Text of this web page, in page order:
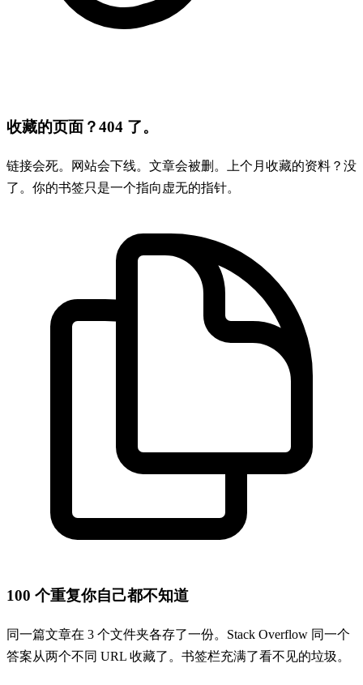
收藏的页面？404 了。
链接会死。网站会下线。文章会被删。上个月收藏的资料？没
了。你的书签只是一个指向虚无的指针。
100 个重复你自己都不知道
同一篇文章在 3 个文件夹各存了一份。Stack Overflow 同一个
答案从两个不同 URL 收藏了。书签栏充满了看不见的垃圾。